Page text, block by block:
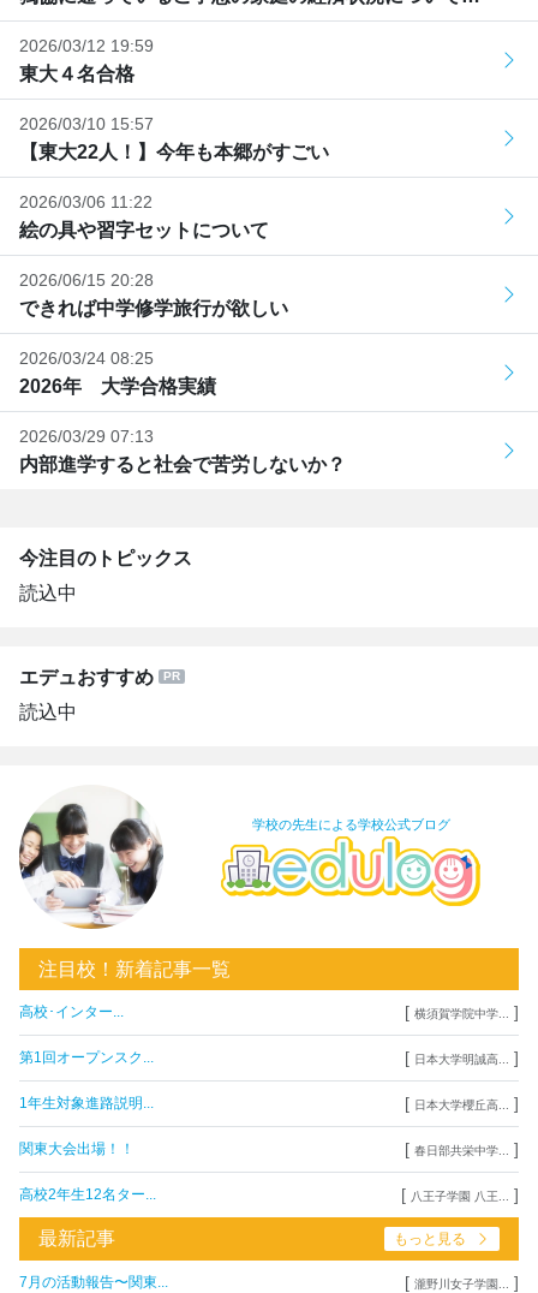
2026/03/12 19:59
東大４名合格
2026/03/10 15:57
【東大22人！】今年も本郷がすごい
2026/03/06 11:22
絵の具や習字セットについて
2026/06/15 20:28
できれば中学修学旅行が欲しい
2026/03/24 08:25
2026年 大学合格実績
2026/03/29 07:13
内部進学すると社会で苦労しないか？
今注目のトピックス
読込中
エデュおすすめ
読込中
学校の先生による学校公式ブログ
注目校！新着記事一覧
高校･インター... [ 横須賀学院中学... ]
第1回オープンスク... [ 日本大学明誠高... ]
1年生対象進路説明... [ 日本大学櫻丘高... ]
関東大会出場！！ [ 春日部共栄中学... ]
高校2年生12名ター... [ 八王子学園 八王... ]
最新記事 もっと見る
7月の活動報告〜関東... [ 瀧野川女子学園... ]